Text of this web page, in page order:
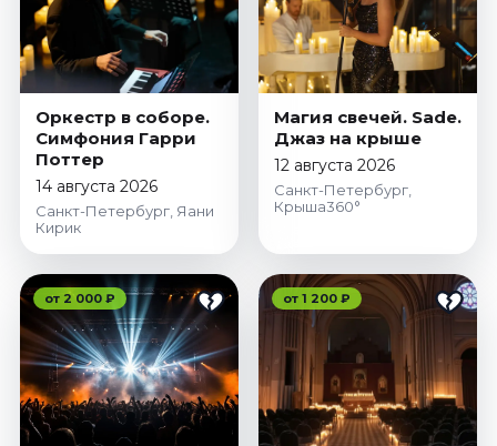
Оркестр в соборе.
Симфония Гарри
Поттер
14 августа 2026
Санкт-Петербург, Яани
Кирик
Магия свечей. Sade.
Джаз на крыше
12 августа 2026
Санкт-Петербург,
Крыша360°
от 2 000 ₽ от 1 200 ₽